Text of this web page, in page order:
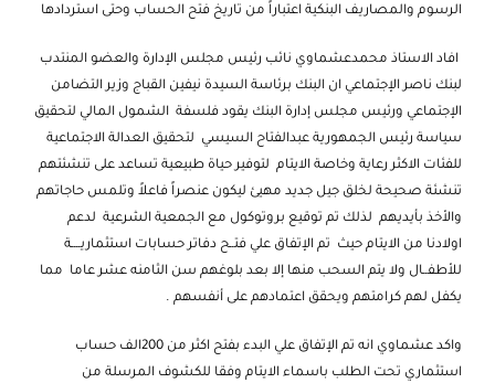
الرسوم والمصاريف البنكية اعتباراً من تاريخ فتح الحساب وحتى استردادها
افاد الاستاذ محمدعشماوي نائب رئيس مجلس الإدارة والعضو المنتدب
لبنك ناصر الإجتماعي ان البنك برئاسة السيدة نيفين القباج وزير التضامن
الإجتماعي ورئيس مجلس إدارة البنك يقود فلسفة الشمول المالي لتحقيق
سياسة رئيس الجمهورية عبدالفتاح السيسي لتحقيق العدالة الاجتماعية
للفئات الاكثر رعاية وخاصة الايتام لتوفير حياة طبيعية تساعد على تنشئتهم
تنشئة صحيحة لخلق جيل جديد مهيئ ليكون عنصراً فاعلاً وتلمس حاجاتهم
والأخذ بأيديهم لذلك تم توقيع بروتوكول مع الجمعية الشرعية لدعم
اولادنا من الايتام حيث تم الإتفاق علي فتــح دفاتر حسابات استثماريــــة
للأطفــال ولا يتم السحب منها إلا بعد بلوغهم سن الثامنه عشر عاما مما
يكفل لهم كرامتهم ويحقق اعتمادهم على أنفسهم .
واكد عشماوي انه تم الإتفاق علي البدء بفتح اكثر من 200الف حساب
استثماري تحت الطلب باسماء الايتام وفقا للكشوف المرسلة من